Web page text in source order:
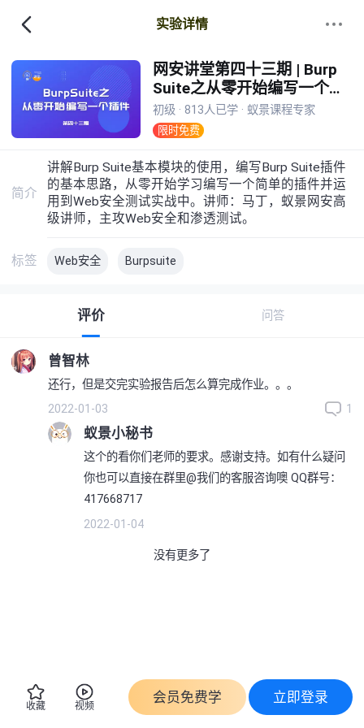
实验详情
网安讲堂第四十三期 | Burp
Suite之从零开始编写一个插
件
初级 · 813人已学 · 蚁景课程专家
限时免费
简介
讲解Burp Suite基本模块的使用，编写Burp Suite插件
的基本思路，从零开始学习编写一个简单的插件并运
用到Web安全测试实战中。讲师：马丁，蚁景网安高
级讲师，主攻Web安全和渗透测试。
标签 Web安全 Burpsuite
评价 问答
曾智林
还行，但是交完实验报告后怎么算完成作业。。。
2022-01-03
1
蚁景小秘书
这个的看你们老师的要求。感谢支持。如有什么疑问
你也可以直接在群里@我们的客服咨询噢 QQ群号：
417668717
2022-01-04
没有更多了
收藏 视频
会员免费学 立即登录